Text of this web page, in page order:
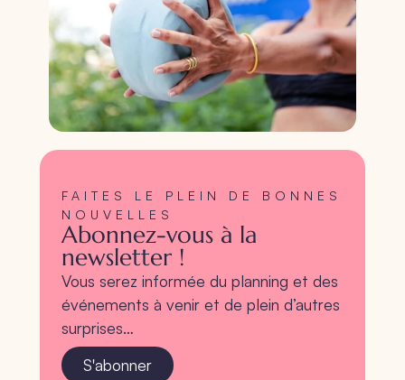
FAITES LE PLEIN DE BONNES
NOUVELLES
Abonnez-vous à la
newsletter !
Vous serez informée du planning et des
événements à venir et de plein d’autres
surprises…
S'abonner